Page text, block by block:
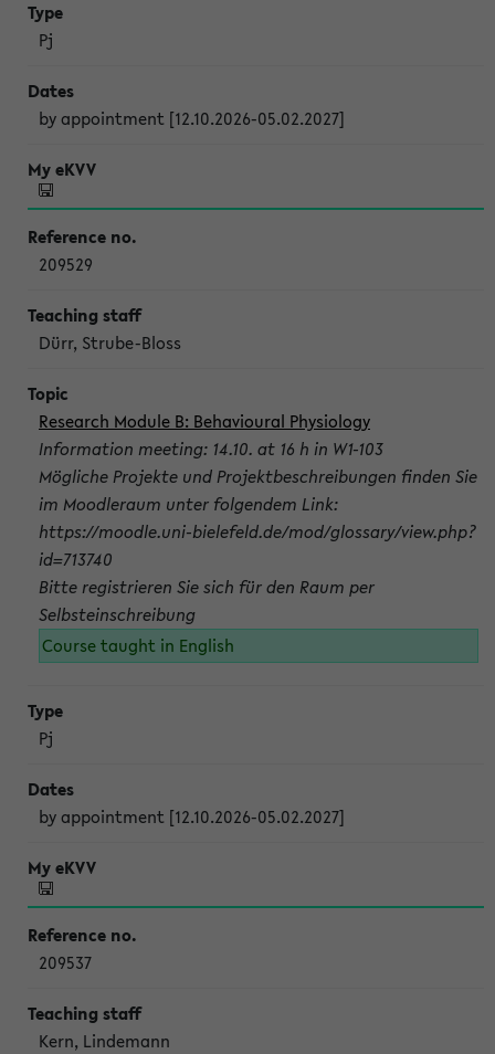
Pj
by appointment [12.10.2026-05.02.2027]
209529
Dürr, Strube-Bloss
Research Module B: Behavioural Physiology
Information meeting: 14.10. at 16 h in W1-103
Mögliche Projekte und Projektbeschreibungen finden Sie
im Moodleraum unter folgendem Link:
https://moodle.uni-bielefeld.de/mod/glossary/view.php?
id=713740
Bitte registrieren Sie sich für den Raum per
Selbsteinschreibung
Course taught in English
Pj
by appointment [12.10.2026-05.02.2027]
209537
Kern, Lindemann